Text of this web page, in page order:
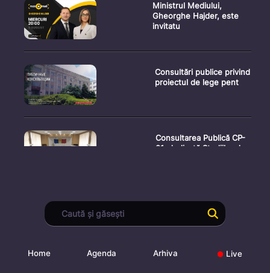
Ministrul Mediului,
Gheorghe Hajder, este
invitatu
Consultări publice privind
proiectul de lege pent
Consultarea Publică CP-
01, dedicată Studiilor de
Declarații după ședința
Guvernului Republicii
Home Agenda Arhiva Live